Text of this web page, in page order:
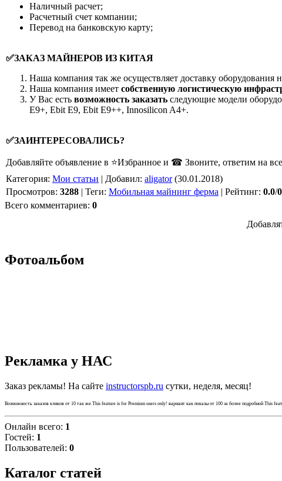
Наличный расчет;
Расчетный счет компании;
Перевод на банковскую карту;
✅ЗАКАЗ МАЙНЕРОВ ИЗ КИТАЯ
Наша компания так же осуществляет доставку оборудования
Наша компания имеет собственную логистическую
У Вас есть возможность заказать следующие модели
E9+, Ebit E9, Ebit E9++, Innosilicon A4+.
✅ЗАИНТЕРЕСОВАЛИСЬ?
Добавляйте объявление в ⭐Избранное и ☎ Звоните, ответим на
Категория: Мои статьи | Добавил: aligator(30.01.2018)
Просмотров: 3288 | Теги: Мобильная майнинг ферма | Рейтинг: 0.0/0
Всего комментариев: 0
Фотоальбом
Рекламка у НАС
Заказ рекламы! На сайте instructorspb.ru сутки, неделя, месяц!
Возможность заказов кликов от 10 так же This feature is for Premium users only! вариант как показы от 100 за более подробной This
Онлайн всего: 1
Гостей: 1
Пользователей: 0
Каталог статей